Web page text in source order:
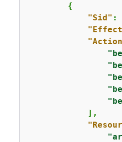
{
"Sid" :
            ],